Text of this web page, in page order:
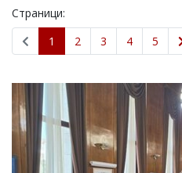
ЛАЙФСТАЙЛ
ВОЙНАТА
В
СПОРТ
РАЗСЛЕДВАНЕ
БИЗНЕС
Страници:
1
2 3 4 5